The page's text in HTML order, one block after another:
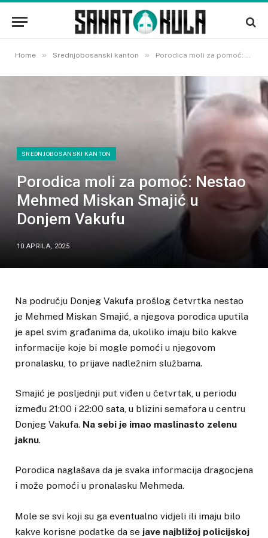
Home » Srednjobosanski kanton » Porodica moli za pomoć: Nestao Mehmed Miskan Smajić u Donjem Vakufu
SREDNJOBOSANSKI KANTON
Porodica moli za pomoć: Nestao
Mehmed Miskan Smajić u
Donjem Vakufu
10 APRILA, 2025
Na području Donjeg Vakufa prošlog četvrtka nestao
je Mehmed Miskan Smajić, a njegova porodica uputila
je apel svim građanima da, ukoliko imaju bilo kakve
informacije koje bi mogle pomoći u njegovom
pronalasku, to prijave nadležnim službama.
Smajić je posljednji put viđen u četvrtak, u periodu
između 21:00 i 22:00 sata, u blizini semafora u centru
Donjeg Vakufa. Na sebi je imao maslinasto zelenu
jaknu.
Porodica naglašava da je svaka informacija dragocjena
i može pomoći u pronalasku Mehmeda.
Mole se svi koji su ga eventualno vidjeli ili imaju bilo
kakve korisne podatke da se jave najbližoj policijskoj